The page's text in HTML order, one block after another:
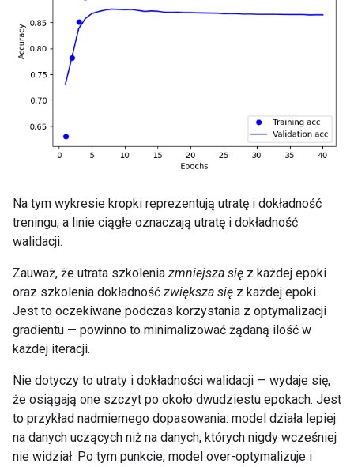
Na tym wykresie kropki reprezentują utratę i dokładność
treningu, a linie ciągłe oznaczają utratę i dokładność
walidacji.
Zauważ, że utrata szkolenia zmniejsza się z każdej epoki
oraz szkolenia dokładność zwiększa się z każdej epoki.
Jest to oczekiwane podczas korzystania z optymalizacji
gradientu — powinno to minimalizować żądaną ilość w
każdej iteracji.
Nie dotyczy to utraty i dokładności walidacji — wydaje się,
że osiągają one szczyt po około dwudziestu epokach. Jest
to przykład nadmiernego dopasowania: model działa lepiej
na danych uczących niż na danych, których nigdy wcześniej
nie widział. Po tym punkcie, model over-optymalizuje i